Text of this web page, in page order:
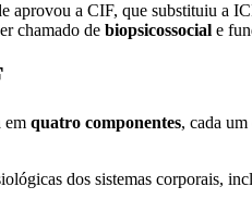
aprovou a CIF, que substituiu a
chamado de biopsicossocial e
em quatro componentes, cada
dos sistemas corporais,